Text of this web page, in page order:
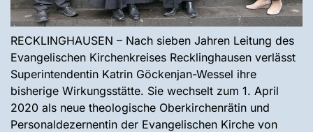
RECKLINGHAUSEN – Nach sieben Jahren Leitung des
Evangelischen Kirchenkreises Recklinghausen verlässt
Superintendentin Katrin Göckenjan-Wessel ihre
bisherige Wirkungsstätte. Sie wechselt zum 1. April
2020 als neue theologische Oberkirchenrätin und
Personaldezernentin der Evangelischen Kirche von